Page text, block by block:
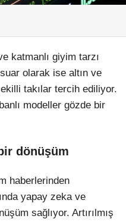
katmanlı giyim tarzı
olarak ise altın ve
takılar tercih ediliyor.
modeller gözde bir
dönüşüm
haberlerinden
yapay zeka ve
sağlıyor. Artırılmış